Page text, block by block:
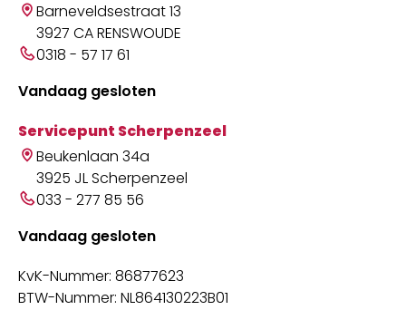
Barneveldsestraat 13
3927 CA RENSWOUDE
0318 - 57 17 61
Vandaag gesloten
Servicepunt Scherpenzeel
Beukenlaan 34a
3925 JL Scherpenzeel
033 - 277 85 56
Vandaag gesloten
KvK-Nummer: 86877623
BTW-Nummer: NL864130223B01